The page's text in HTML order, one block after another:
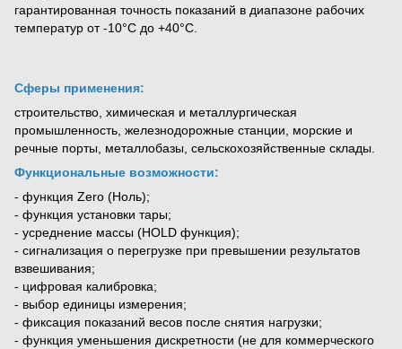
гарантированная точность показаний в диапазоне рабочих
температур от -10°С до +40°С.
Сферы применения:
строительство, химическая и металлургическая
промышленность, железнодорожные станции, морские и
речные порты, металлобазы, сельскохозяйственные склады.
Функциональные возможности:
- функция Zero (Ноль);
- функция установки тары;
- усреднение массы (HOLD функция);
- сигнализация о перегрузке при превышении результатов
взвешивания;
- цифровая калибровка;
- выбор единицы измерения;
- фиксация показаний весов после снятия нагрузки;
- функция уменьшения дискретности (не для коммерческого